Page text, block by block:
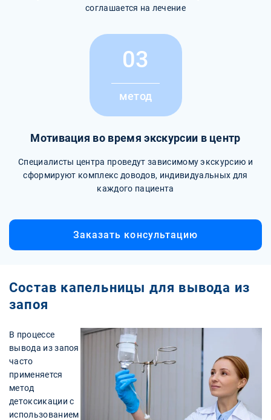
соглашается на лечение
03
метод
Мотивация во время экскурсии в центр
Специалисты центра проведут зависимому экскурсию и
сформируют комплекс доводов, индивидуальных для
каждого пациента
Заказать консультацию
Cостав капельницы для вывода из
запоя
В процессе
вывода из запоя
часто
применяется
метод
детоксикации с
использованием